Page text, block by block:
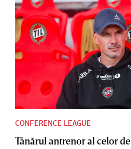
CONFERENCE LEAGUE
Tânărul antrenor al celor